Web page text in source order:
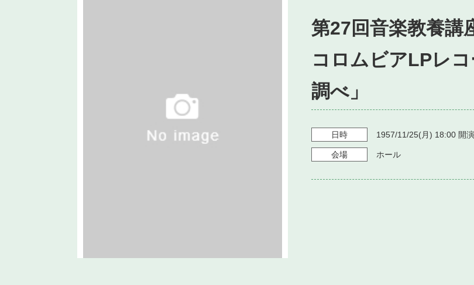
第27回音楽教養講
コロムビアLPレ
調べ」
日時 1957/11/25(月) 18:00 開演
会場 ホール